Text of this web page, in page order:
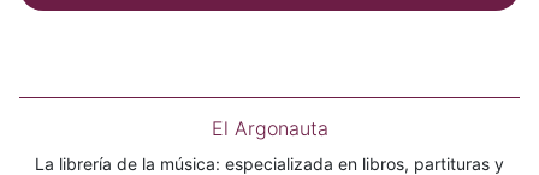
El Argonauta
La librería de la música: especializada en libros, partituras y